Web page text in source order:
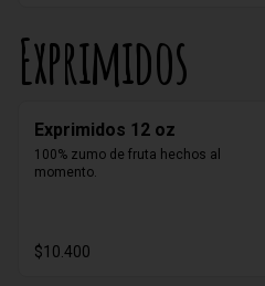
Exprimidos
Exprimidos 12 oz
100% zumo de fruta hechos al
momento.
$10.400